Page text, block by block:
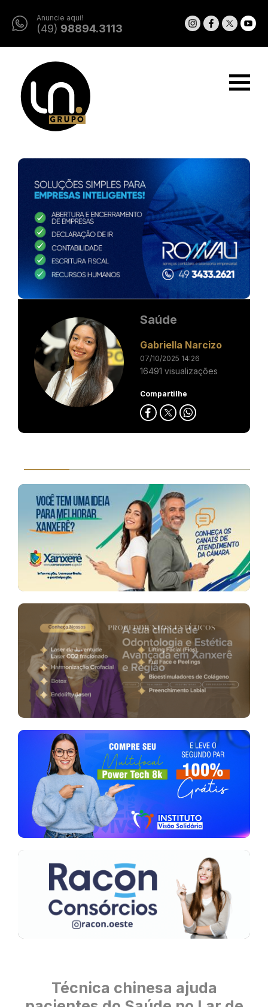
Anuncie aqui!
(49) 98894.3113
Saúde
Gabriella Narcizo
07/10/2025 14:26
16491 visualizações
Compartilhe
Técnica chinesa ajuda